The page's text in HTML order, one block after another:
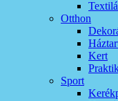
Otthon
Kert
Sport